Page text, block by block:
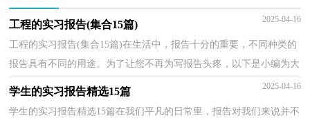
工程的实习报告(集合15篇) 2025-04-16
工程的实习报告(集合15篇)在生活中，报告十分的重要，不同种类的
报告具有不同的用途。为了让您不再为写报告头疼，以下是小编为大
家收集的工程的实习报告，仅供参考，希望能够帮助到大...
学生的实习报告精选15篇 2025-04-16
学生的实习报告精选15篇在我们平凡的日常里，报告对我们来说并不